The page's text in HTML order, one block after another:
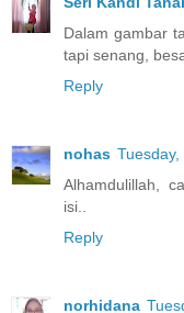
Dalam gambar
tapi senang,
Reply
nohas
Alhamdulillah,
isi..
Reply
norhidana